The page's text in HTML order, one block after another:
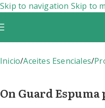
Skip to navigation Skip to
Inicio/Aceites Esenciales/
On Guard Espuma